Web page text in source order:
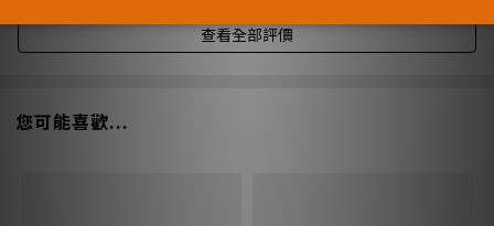
查看全部評價
您可能喜歡...